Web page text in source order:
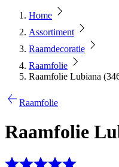
Home
Assortiment
Raamdecoratie
Raamfolie
Raamfolie Lubiana
Raamfolie
Raamfolie